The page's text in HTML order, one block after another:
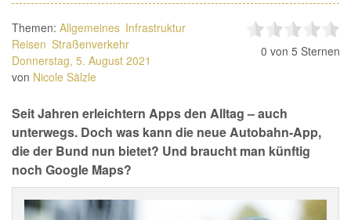
Themen: Allgemeines Infrastruktur
Reisen Straßenverkehr
Donnerstag, 5. August 2021
von Nicole Sälzle
0 von 5 Sternen
Seit Jahren erleichtern Apps den Alltag – auch
unterwegs. Doch was kann die neue Autobahn-App,
die der Bund nun bietet? Und braucht man künftig
noch Google Maps?